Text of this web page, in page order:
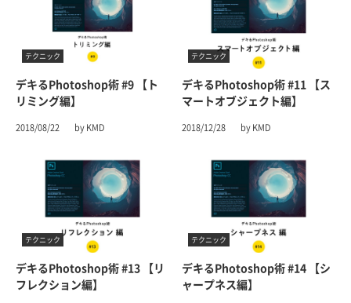
テクニック
デキるPhotoshop術 #9 【ト
リミング編】
2018/08/22 by KMD
テクニック
デキるPhotoshop術 #11 【ス
マートオブジェクト編】
2018/12/28 by KMD
テクニック
デキるPhotoshop術 #13 【リ
フレクション編】
テクニック
デキるPhotoshop術 #14 【シ
ャープネス編】